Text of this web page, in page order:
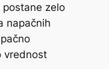
postane zelo
napačnih
vrednost